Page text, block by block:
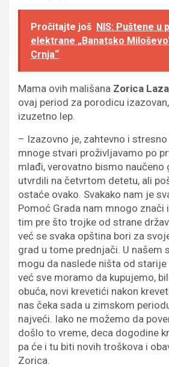
Pročitajte još NIS: Puštene u
elektrane „Banatsko
Crnja“
Mama ovih mališana Zorica
ovaj period za porodicu
izuzetno lep.
– Izazovno je, zahtevno i
mnoge stvari proživljavamo po
mlađi, verovatno bismo naučeno
utvrdili na četvrtom detetu, ali
ostaće ovako. Svakako nam je
Pomoć Grada nam mnogo znači
tim pre što trojke od strane
već se svaka opština bori za
grad u tome prednjači. U našem
mogu da naslede ništa od starije
već sve moramo da kupujemo,
obuća, novi krevetići nakon
nas čeka sada u zimskom
najveći. Iako ne možemo da
došlo to vreme, deca dogodine
pa će i tu biti novih troškova i
Zorica.